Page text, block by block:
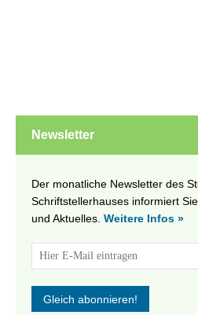
Newsletter
Der monatliche Newsletter des
Schriftstellerhauses informiert
und Aktuelles. Weitere Infos »